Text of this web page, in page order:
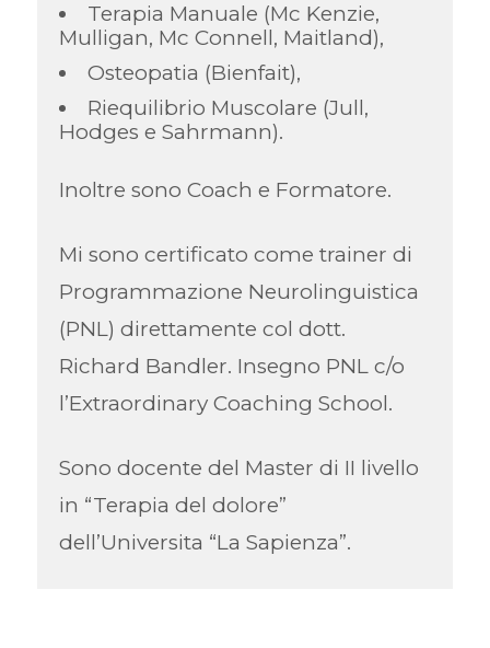
Terapia Manuale (Mc Kenzie,
Mulligan, Mc Connell, Maitland),
Osteopatia (Bienfait),
Riequilibrio Muscolare (Jull,
Hodges e Sahrmann).
Inoltre sono Coach e Formatore.
Mi sono certificato come trainer di
Programmazione Neurolinguistica
(PNL) direttamente col dott.
Richard Bandler. Insegno PNL c/o
l’Extraordinary Coaching School.
Sono docente del Master di II livello
in “Terapia del dolore”
dell’Universita “La Sapienza”.